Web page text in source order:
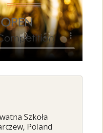
Szkoła
Poland